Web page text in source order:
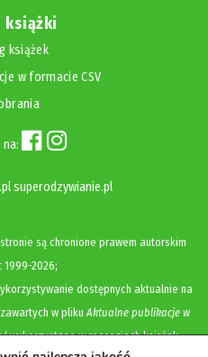
książki
książek
w formacie CSV
na:
superodzywianie.pl
są chronione prawem autorskim
1999-2026;
dostępnych aktualnie na
w plikuAktualne publikacje w
wykorzystane w recenzjach książek,